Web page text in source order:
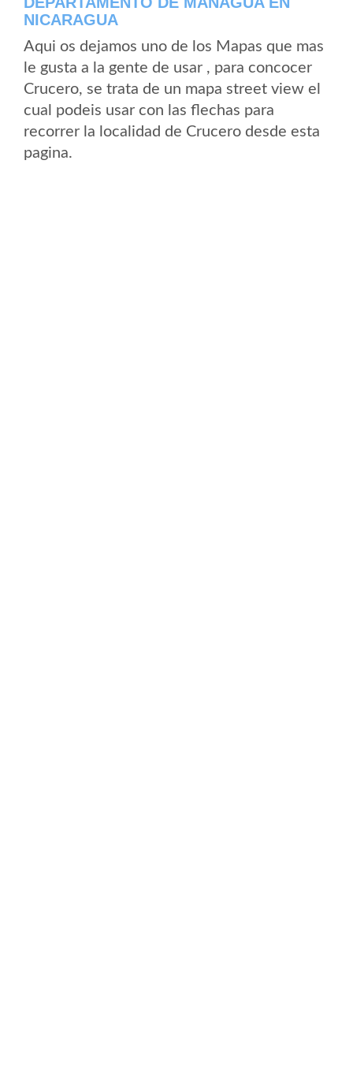
NICARAGUA
Aqui os dejamos uno de los Mapas que mas
le gusta a la gente de usar , para concocer
Crucero, se trata de un mapa street view el
cual podeis usar con las flechas para
recorrer la localidad de Crucero desde esta
pagina.